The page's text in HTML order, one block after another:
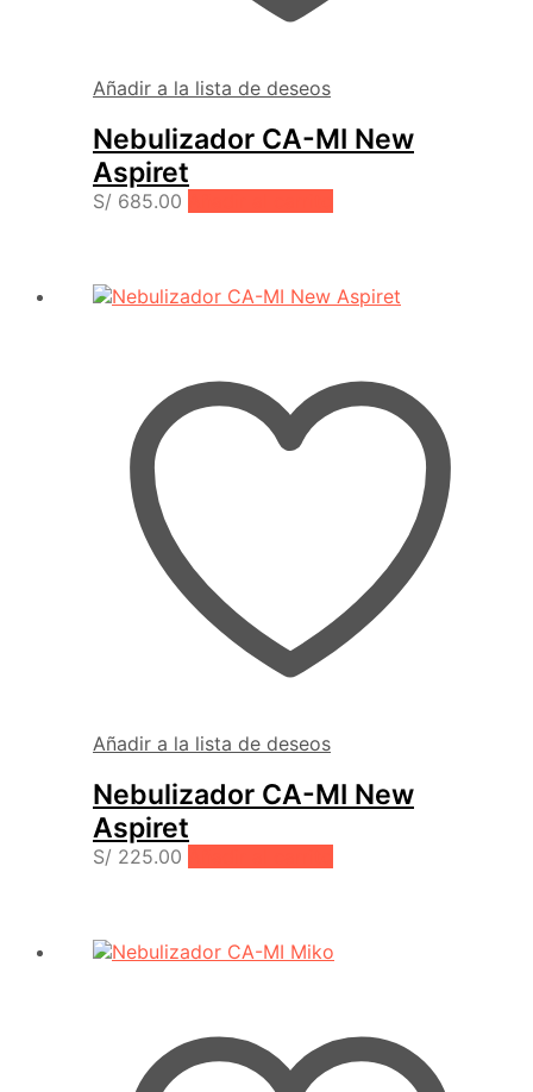
Añadir a la lista de deseos
Nebulizador CA-MI New
Aspiret
S/ 685.00
Añadir a la lista de deseos
Nebulizador CA-MI New
Aspiret
S/ 225.00